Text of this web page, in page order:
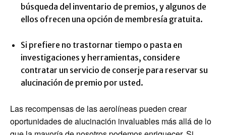
búsqueda del inventario de premios, y algunos de
ellos ofrecen una opción de membresía gratuita.
Si prefiere no trastornar tiempo o pasta en
investigaciones y herramientas, considere
contratar un servicio de conserje para reservar su
alucinación de premio por usted.
Las recompensas de las aerolíneas pueden crear
oportunidades de alucinación invaluables más allá de lo